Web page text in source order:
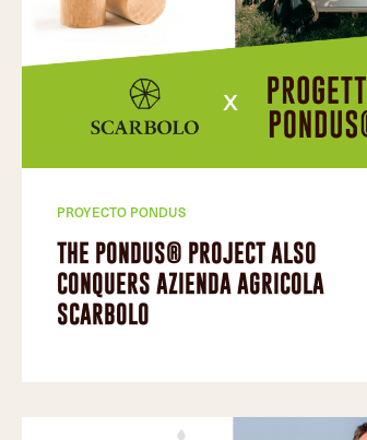
PROYECTO PONDUS
THE PONDUS® PROJECT ALSO
CONQUERS AZIENDA AGRICOLA
SCARBOLO